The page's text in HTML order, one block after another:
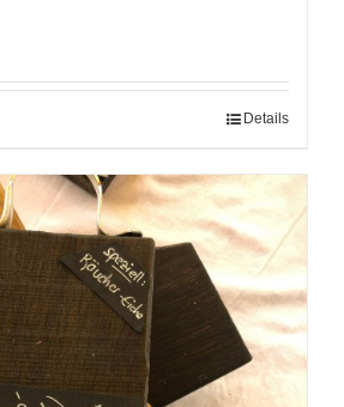
Details